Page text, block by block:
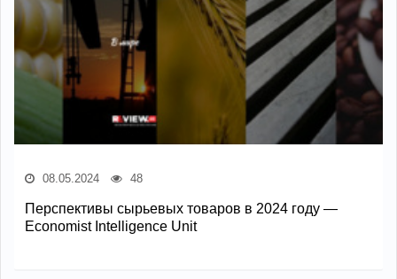
08.05.2024 48
Перспективы сырьевых товаров в 2024 году —
Economist Intelligence Unit